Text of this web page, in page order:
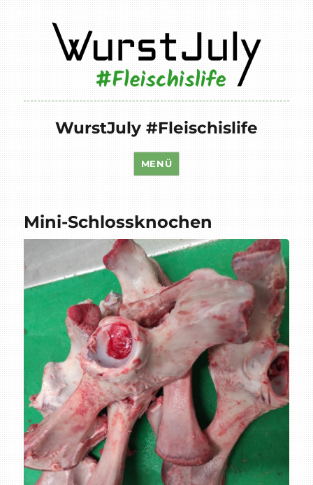
WurstJuly #Fleischislife
MENÜ
Mini-Schlossknochen